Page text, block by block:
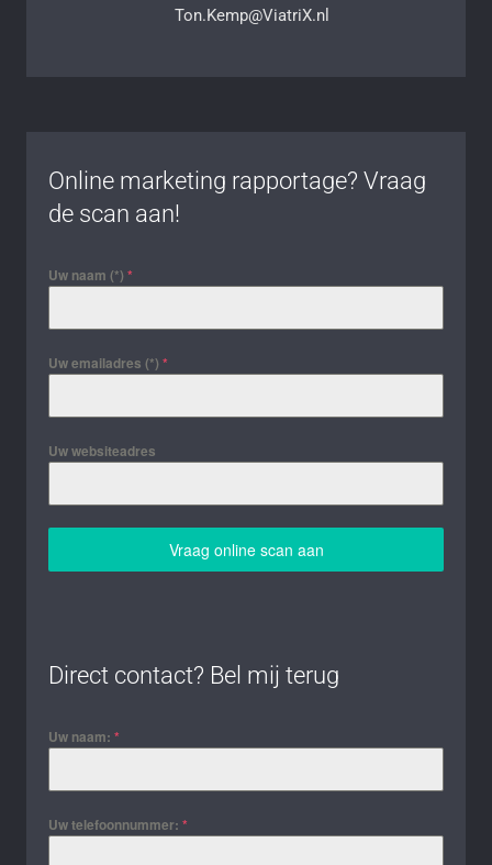
Ton.Kemp@ViatriX.nl
Online marketing rapportage? Vraag
de scan aan!
Uw naam (*) *
Uw emailadres (*) *
Uw websiteadres
Vraag online scan aan
Direct contact? Bel mij terug
Uw naam: *
Uw telefoonnummer: *